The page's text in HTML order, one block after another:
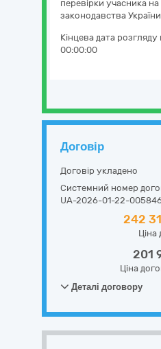
перевірки учасника на
законодавства
Кінцева дата розгляду
00:00:00
Договір
Договір укладено
Системний номер
UA-2026-01-22-
242
Ціна
201
Ціна
Деталі договору